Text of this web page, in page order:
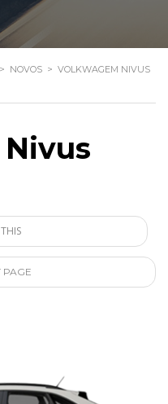
> NOVOS > VOLKWAGEM NIVUS
PAGE